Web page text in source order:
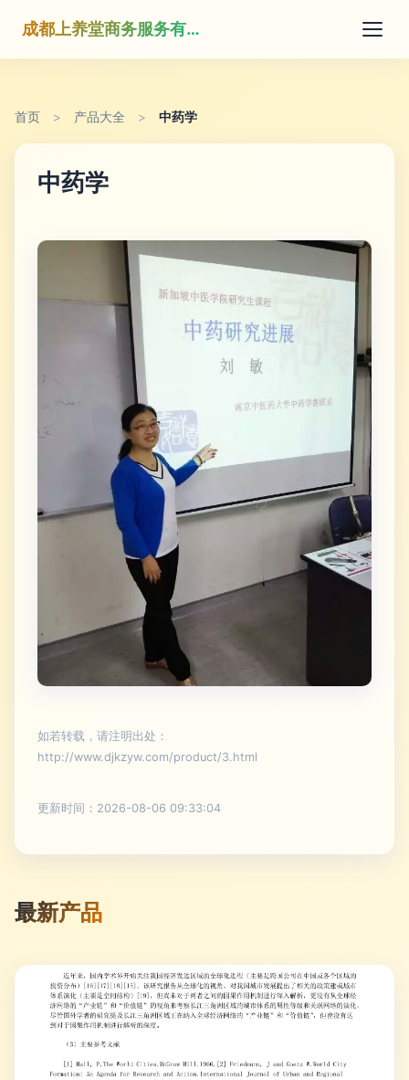
成都上养堂商务服务有限公司
首页 > 产品大全 > 中药学
中药学
如若转载，请注明出处：
http://www.djkzyw.com/product/3.html
更新时间：2026-08-06 09:33:04
最新产品